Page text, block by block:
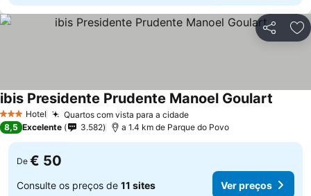
Partilhar
3 EstrelasHotel Quartos com vista para a cidade
ibis Presidente Prudente Manoel Goulart
8,5 Excelente 3.582 a 1.4 km de Parque do Povo
De € 50
Consulte os preços de 11 sites Ver preços